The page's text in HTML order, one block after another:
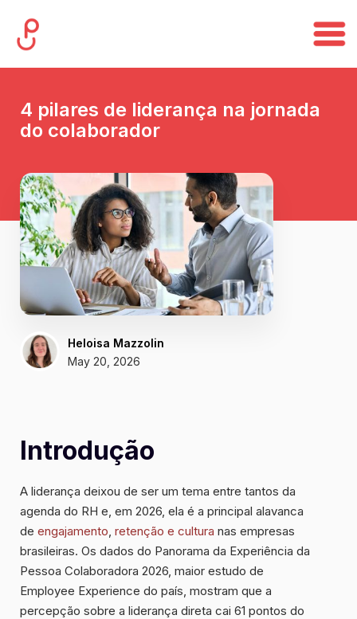
4 pilares de liderança na jornada
do colaborador
Heloisa Mazzolin
May 20, 2026
Introdução
A liderança deixou de ser um tema entre tantos da
agenda do RH e, em 2026, ela é a principal alavanca
de engajamento, retenção e cultura nas empresas
brasileiras. Os dados do Panorama da Experiência da
Pessoa Colaboradora 2026, maior estudo de
Employee Experience do país, mostram que a
percepção sobre a liderança direta cai 61 pontos do